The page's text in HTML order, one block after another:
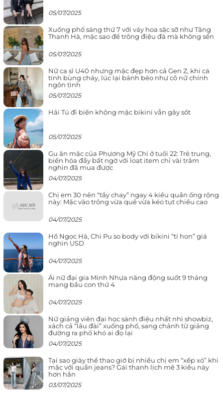
05/07/2025
Xuống phố sáng thứ 7 với váy hoa sặc sỡ như Tăng
Thanh Hà, mặc sao để trông điệu đà mà không sến
05/07/2025
Nữ ca sĩ U40 nhưng mặc đẹp hơn cả Gen Z, khi cá
tính bùng cháy, lúc lại bánh bèo như cô nữ chính
ngôn tình
05/07/2025
Hải Tú đi biển không mặc bikini vẫn gây sốt
05/07/2025
Gu ăn mặc của Phương Mỹ Chi ở tuổi 22: Trẻ trung,
biến hóa đầy bất ngờ với loạt item chỉ vài trăm
nghìn đã mua được
04/07/2025
Chị em 30 nên “tẩy chay” ngay 4 kiểu quần ống rộng
này: Mặc vào trông vừa quê vừa kéo tụt chiều cao
04/07/2025
Hồ Ngọc Hà, Chi Pu so body với bikini “tí hon” giá
nghìn USD
04/07/2025
Ái nữ đại gia Minh Nhựa năng động suốt 9 tháng
mang bầu con thứ 4
04/07/2025
Nữ giảng viên đại học sành điệu nhất nhì showbiz,
xách cả “lâu đài” xuống phố, sang chảnh từ giảng
đường ra phố khó ai đọ lại
04/07/2025
Tại sao giày thể thao giờ bị nhiều chị em “xếp xó” khi
mặc với quần jeans? Gái thanh lịch mê 3 kiểu này
hơn hẳn
03/07/2025